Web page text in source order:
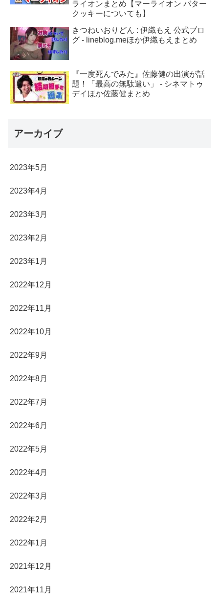
ライオンまとめ【マーライオン バター
クッキーについても】
きつねいおりどん : 伊織もえ 公式ブロ
グ - lineblog.meほか伊織もえまとめ
『一度死んでみた』佐藤健の出演が話
題！「最高の無駄遣い」 - シネマトゥ
デイほか佐藤健まとめ
アーカイブ
2023年5月
2023年4月
2023年3月
2023年2月
2023年1月
2022年12月
2022年11月
2022年10月
2022年9月
2022年8月
2022年7月
2022年6月
2022年5月
2022年4月
2022年3月
2022年2月
2022年1月
2021年12月
2021年11月